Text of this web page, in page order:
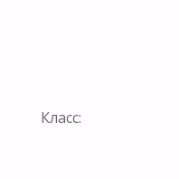
Класс: